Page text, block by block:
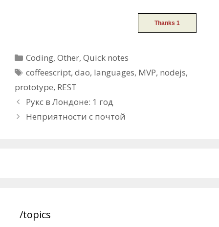
Categories
Coding,Other,Quick notes
Tags
coffeescript,dao, languages, MVP, nodejs,
prototype, REST
Post
navigation
Рукс в Лондоне: 1 год
Неприятности с почтой
/topics